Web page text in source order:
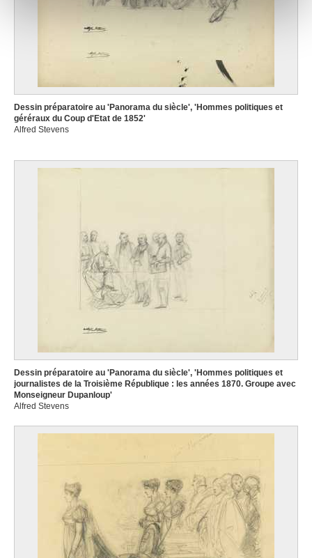
notre site avec nos partenaires de médias sociaux, de
publicité et d'analyse, qui peuvent combiner celles-ci
avec d'autres informations que vous leur avez fournies
ou qu'ils ont collectées lors de votre utilisation de leurs
Dessin préparatoire au 'Panorama du siècle', 'Hommes politiques et
géréraux du Coup d'Etat de 1852'
Alfred Stevens
Dessin préparatoire au 'Panorama du siècle', 'Hommes politiques et
journalistes de la Troisième République : les années 1870. Groupe avec
Monseigneur Dupanloup'
Alfred Stevens